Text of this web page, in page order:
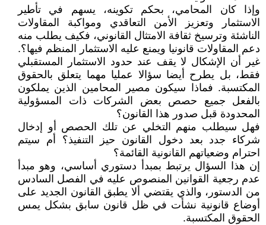
وإذا كان المحامي، بحكم تكوينه، يسهم في تأطير
الاستثمار وتعزيز الأمن التعاقدي ومواكبة المقاولات
الناشئة وترسيخ ثقافة الامتثال القانوني، فكيف يطلب منه
دعم المقاولات قانونيا ويمنع عليه الاستثمار المنظم فيها؟.
غير أن الإشكال لا يقف عند حدود الاستثمار المستقبلي
فقط، بل يطرح أيضا سؤالا عمليا مهما يتعلق بالحقوق
المكتسبة. فماذا سيكون مصير المحامين الذين يملكون
بالفعل جميع حصص بعض الشركات ذات المسؤولية
المحدودة قبل صدور هذا القانون؟
فهل سيطلب منهم التخلي عن تلك الحصص أو إدخال
شركاء جدد بعد دخول القانون حيز التنفيذ؟ أم سيتم
احترام وضعياتهم القانونية القائمة؟
إن هذا السؤال يرتبط بمبدأ دستوري أساسي، وهو مبدأ
عدم رجعية القوانين المنصوص عليه في الفصل السادس
من الدستور، والذي يقتضي ألا يطبق القانون الجديد على
أوضاع قانونية نشأت في ظل قانون سابق بشكل يمس
الحقوق المكتسبة.